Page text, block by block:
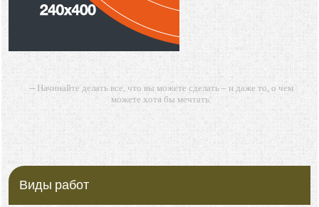
-- Начинайте делать все, что вы можете сделать – и даже то, о чем
можете хотя бы мечтать.
-- Все дело в мыслях. Мысль — начало всего. И мыслями можно
управлять. И поэтому главное дело совершенствования: работать над
мыслями.
-- Идите уверенно по направлению к мечте. Живите той жизнью,
Виды работ